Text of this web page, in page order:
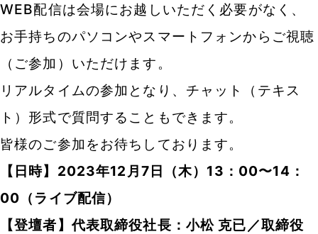
WEB配信は会場にお越しいただく必要がなく、
お手持ちのパソコンやスマートフォンからご視聴
（ご参加）いただけます。
リアルタイムの参加となり、チャット（テキス
ト）形式で質問することもできます。
皆様のご参加をお待ちしております。
【日時】2023年12月7日（木）13：00〜14：
00（ライブ配信）
【登壇者】代表取締役社長：小松 克已／取締役